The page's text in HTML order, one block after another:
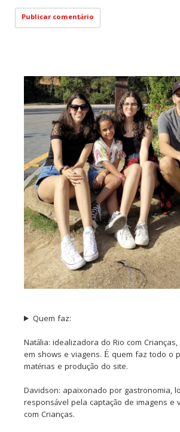
Quem faz:
Natália: idealizadora do Rio com
em shows e viagens. É quem faz todo o
matérias e produção do site.
Davidson: apaixonado por gastronomia,
responsável pela captação de imagens e
com Crianças.